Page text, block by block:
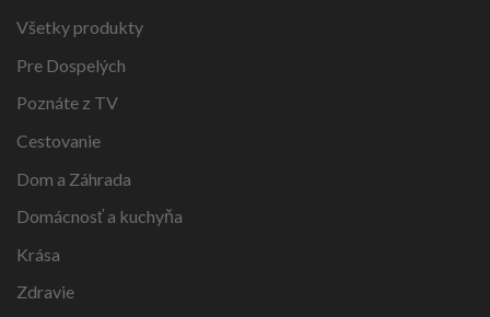
Všetky produkty
Pre Dospelých
Poznáte z TV
Cestovanie
Dom a Záhrada
Domácnosť a kuchyňa
Krása
Zdravie